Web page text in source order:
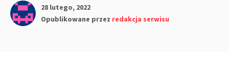
28 lutego, 2022
Opublikowane przez redakcja serwisu